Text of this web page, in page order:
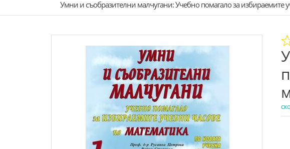
Умни и съобразителни малчугани: Учебно помагало за избираемите